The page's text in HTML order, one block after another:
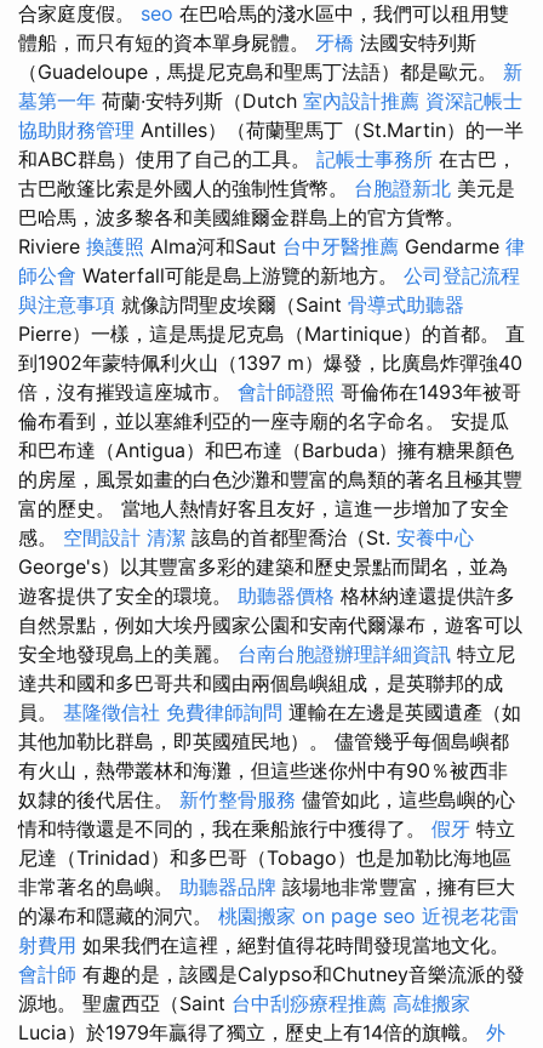
合家庭度假。 seo 在巴哈馬的淺水區中，我們可以租用雙
體船，而只有短的資本單身屍體。 牙橋 法國安特列斯
（Guadeloupe，馬提尼克島和聖馬丁法語）都是歐元。 新
墓第一年 荷蘭·安特列斯（Dutch 室內設計推薦 資深記帳士
協助財務管理 Antilles）（荷蘭聖馬丁（St.Martin）的一半
和ABC群島）使用了自己的工具。 記帳士事務所 在古巴，
古巴敞篷比索是外國人的強制性貨幣。 台胞證新北 美元是
巴哈馬，波多黎各和美國維爾金群島上的官方貨幣。
Riviere 換護照 Alma河和Saut 台中牙醫推薦 Gendarme 律
師公會 Waterfall可能是島上游覽的新地方。 公司登記流程
與注意事項 就像訪問聖皮埃爾（Saint 骨導式助聽器
Pierre）一樣，這是馬提尼克島（Martinique）的首都。 直
到1902年蒙特佩利火山（1397 m）爆發，比廣島炸彈強40
倍，沒有摧毀這座城市。 會計師證照 哥倫佈在1493年被哥
倫布看到，並以塞維利亞的一座寺廟的名字命名。 安提瓜
和巴布達（Antigua）和巴布達（Barbuda）擁有糖果顏色
的房屋，風景如畫的白色沙灘和豐富的鳥類的著名且極其豐
富的歷史。 當地人熱情好客且友好，這進一步增加了安全
感。 空間設計 清潔 該島的首都聖喬治（St. 安養中心
George's）以其豐富多彩的建築和歷史景點而聞名，並為
遊客提供了安全的環境。 助聽器價格 格林納達還提供許多
自然景點，例如大埃丹國家公園和安南代爾瀑布，遊客可以
安全地發現島上的美麗。 台南台胞證辦理詳細資訊 特立尼
達共和國和多巴哥共和國由兩個島嶼組成，是英聯邦的成
員。 基隆徵信社 免費律師詢問 運輸在左邊是英國遺產（如
其他加勒比群島，即英國殖民地）。 儘管幾乎每個島嶼都
有火山，熱帶叢林和海灘，但這些迷你州中有90％被西非
奴隸的後代居住。 新竹整骨服務 儘管如此，這些島嶼的心
情和特徵還是不同的，我在乘船旅行中獲得了。 假牙 特立
尼達（Trinidad）和多巴哥（Tobago）也是加勒比海地區
非常著名的島嶼。 助聽器品牌 該場地非常豐富，擁有巨大
的瀑布和隱藏的洞穴。 桃園搬家 on page seo 近視老花雷
射費用 如果我們在這裡，絕對值得花時間發現當地文化。
會計師 有趣的是，該國是Calypso和Chutney音樂流派的發
源地。 聖盧西亞（Saint 台中刮痧療程推薦 高雄搬家
Lucia）於1979年贏得了獨立，歷史上有14倍的旗幟。 外